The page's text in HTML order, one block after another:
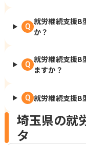
Q
就労継続支援B
か？
Q
就労継続支援B
ますか？
Q 就労継続支援B
埼玉県の就
タ